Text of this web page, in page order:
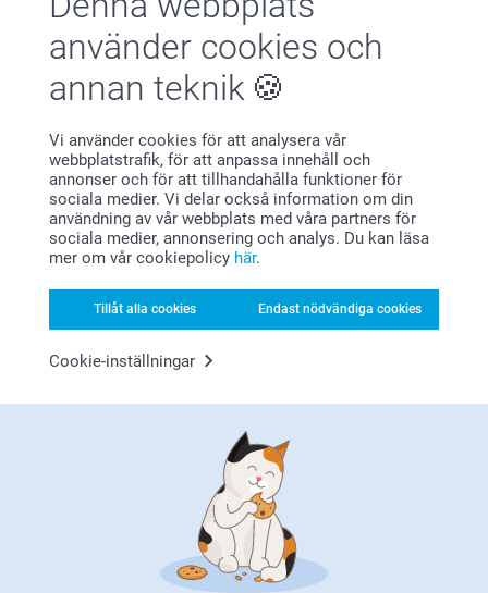
använder cookies och
annan teknik
Vi använder cookies för att analysera vår
webbplatstrafik, för att anpassa innehåll och
annonser och för att tillhandahålla funktioner för
sociala medier. Vi delar också information om din
användning av vår webbplats med våra partners för
sociala medier, annonsering och analys. Du kan läsa
mer om vår cookiepolicy här.
Tillåt alla cookies Endast nödvändiga cookies
Cookie-inställningar
2024-04-05
10:49
Hej C.C
Stort tack för dina 5 stjärnor och omdöme, vi är
glada att du är nöjd med dina kuvert :)
Varma hälsningar,
Kirsi @smartphoto
2022-09-01
Visa reaktioner
2022-09-02
11:01
Hej
är nöjd med dina kuvert som du bestdällt från oss!
Miia på Smartphoto
2022-01-01
Bra kuvert.
Relaterade produkter
Mer än 10 varianter
Från
(1430 omdömen)
Multikort (12 st)
2 varianter